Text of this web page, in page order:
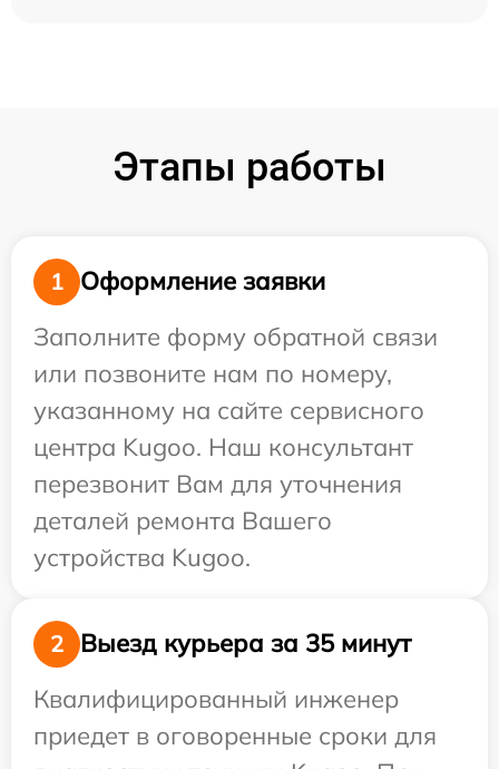
Этапы работы
1
Оформление заявки
Заполните форму обратной связи
или позвоните нам по номеру,
указанному на сайте сервисного
центра Kugoo. Наш консультант
перезвонит Вам для уточнения
деталей ремонта Вашего
устройства Kugoo.
2
Выезд курьера за 35 минут
Квалифицированный инженер
приедет в оговоренные сроки для